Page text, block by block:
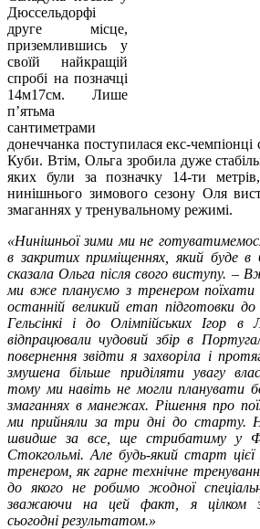
Дюссельдорфі
друге місце,
приземлившись у
своїй найкращій
спробі на позначці
14м17см. Лише
п’ятьма
сантиметрами
донеччанка поступилася екс-чемпіонці
Куби. Втім, Ольга зробила дуже
яких були за позначку 14-ти
нинішнього зимового сезону Оля
змаганнях у тренувальному режимі.
«Нинішньої зими ми не
в закритих приміщеннях, який буде в
сказала Ольга після свого виступу. –
ми вже плануємо з тренером
останній великий етап підготовки
Гельсінкі і до Олімпійських Ігор
відпрацювали чудовий збір в
повернення звідти я захворіла і
змушена більше приділяти увагу
тому ми навіть не могли планувати
змаганнях в манежах. Рішення про
ми прийняли за три дні до старту.
швидше за все, ще стрибатиму у
Стокгольмі. Але будь-який старт
тренером, як гарне технічне
до якого не робимо жодної
зважаючи на цей факт, я цілком
сьогодні результатом.»